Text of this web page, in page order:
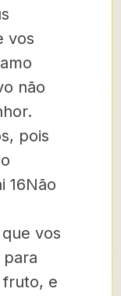
vos
não
pois
16Não
vos
fruto, e